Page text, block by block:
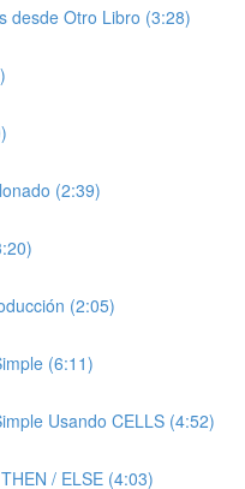
desde Otro Libro (3:28)
(2:39)
(2:05)
(6:11)
Usando CELLS (4:52)
/ ELSE (4:03)